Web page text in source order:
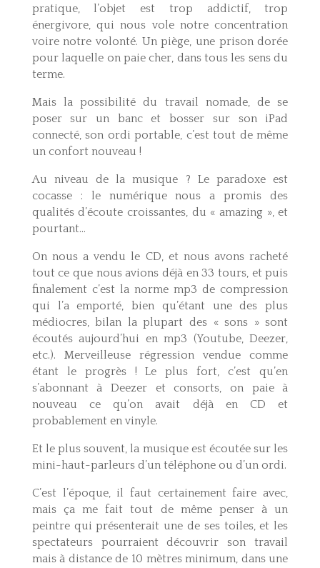
pratique, l’objet est trop addictif, trop
énergivore, qui nous vole notre concentration
voire notre volonté. Un piège, une prison dorée
pour laquelle on paie cher, dans tous les sens du
terme.
Mais la possibilité du travail nomade, de se
poser sur un banc et bosser sur son iPad
connecté, son ordi portable, c’est tout de même
un confort nouveau !
Au niveau de la musique ? Le paradoxe est
cocasse : le numérique nous a promis des
qualités d’écoute croissantes, du « amazing », et
pourtant…
On nous a vendu le CD, et nous avons racheté
tout ce que nous avions déjà en 33 tours, et puis
finalement c’est la norme mp3 de compression
qui l’a emporté, bien qu’étant une des plus
médiocres, bilan la plupart des « sons » sont
écoutés aujourd’hui en mp3 (Youtube, Deezer,
etc.). Merveilleuse régression vendue comme
étant le progrès ! Le plus fort, c’est qu’en
s’abonnant à Deezer et consorts, on paie à
nouveau ce qu’on avait déjà en CD et
probablement en vinyle.
Et le plus souvent, la musique est écoutée sur les
mini-haut-parleurs d’un téléphone ou d’un ordi.
C’est l’époque, il faut certainement faire avec,
mais ça me fait tout de même penser à un
peintre qui présenterait une de ses toiles, et les
spectateurs pourraient découvrir son travail
mais à distance de 10 mètres minimum, dans une